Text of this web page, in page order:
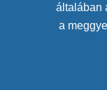
általában
a